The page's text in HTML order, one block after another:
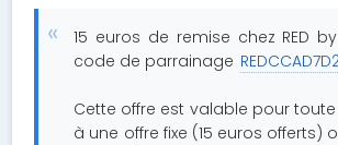
15 euros de remise chez RED
code de parrainage
Cette offre est valable pour
à une offre fixe (15 euros offerts)